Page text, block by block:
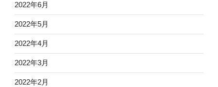
2022年6月
2022年5月
2022年4月
2022年3月
2022年2月